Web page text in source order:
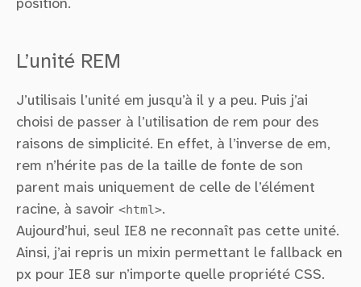
position.
L’unité REM
J’utilisais l’unité em jusqu’à il y a peu. Puis j’ai
choisi de passer à l’utilisation de rem pour des
raisons de simplicité. En effet, à l’inverse de em,
rem n’hérite pas de la taille de fonte de son
parent mais uniquement de celle de l’élément
racine, à savoir <html>.
Aujourd’hui, seul IE8 ne reconnaît pas cette unité.
Ainsi, j’ai repris un mixin permettant le fallback en
px pour IE8 sur n’importe quelle propriété CSS.